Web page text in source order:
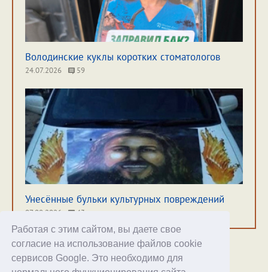
Работая с этим сайтом, вы даете свое
согласие на использование файлов cookie
сервисов Google. Это необходимо для
Володинские куклы коротких стоматологов
24.07.2026 59
Унесённые бульки культурных повреждений
07.08.2026 43